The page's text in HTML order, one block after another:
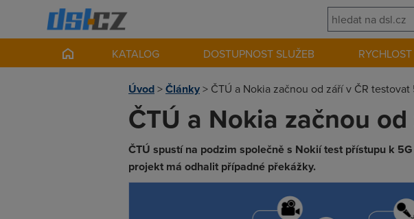
KATALOG DOSTUPNOST SLUŽEB
Úvod>Články> ČTÚ a Nokia začnou od září v ČR testovat
ČTÚ a Nokia začnou
ČTÚ spustí na podzim společně s Nokií test přístupu k
projekt má odhalit případné překážky.